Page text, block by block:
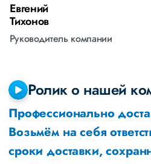
Евгений
Тихонов
Руководитель компании
Ролик о нашей
Профессионально
Возьмём на себя
сроки доставки,